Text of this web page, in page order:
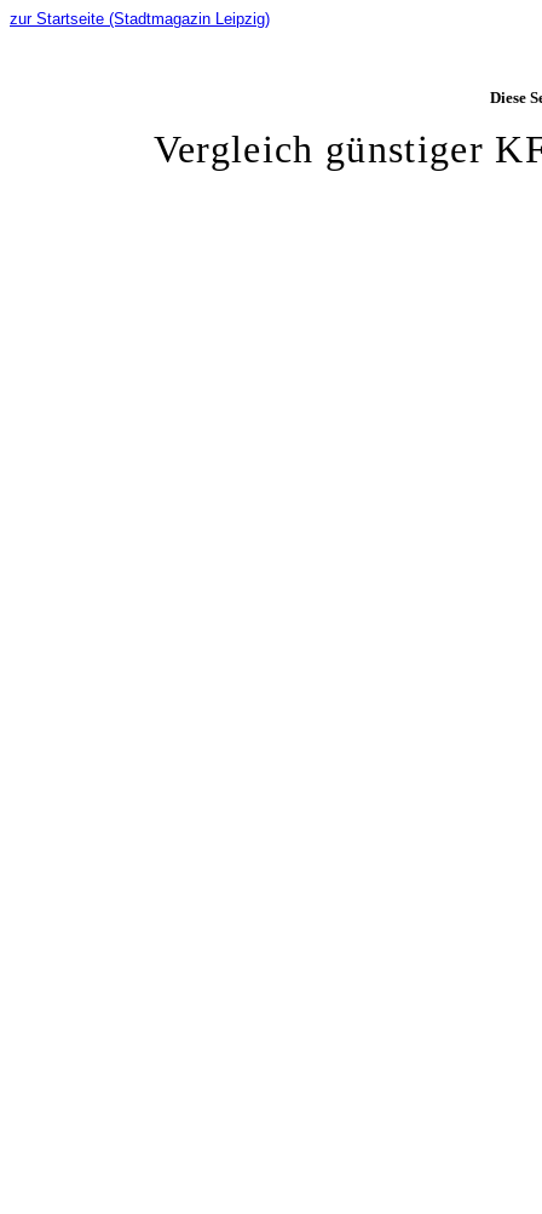
zur Startseite (Stadtmagazin Leipzig)
Diese
Vergleich günstiger